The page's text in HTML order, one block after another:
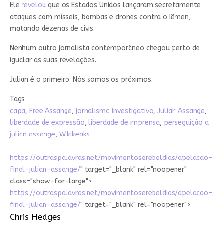
Ele revelou que os Estados Unidos lançaram secretamente
ataques com mísseis, bombas e drones contra o Iêmen,
matando dezenas de civis.
Nenhum outro jornalista contemporâneo chegou perto de
igualar as suas revelações.
Julian é o primeiro. Nós somos os próximos.
Tags
capa, Free Assange, jornalismo investigativo, Julian Assange,
liberdade de expressão, liberdade de imprensa, perseguição a
julian assange, Wikikeaks
https://outraspalavras.net/movimentoserebeldias/apelacao-
final-julian-assange/" target="_blank" rel="noopener"
class="show-for-large">
https://outraspalavras.net/movimentoserebeldias/apelacao-
final-julian-assange/" target="_blank" rel="noopener">
Chris Hedges